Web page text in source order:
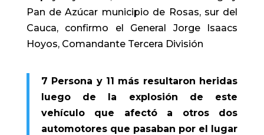
Pan de Azúcar municipio de Rosas, sur del
Cauca, confirmo el General Jorge Isaacs
Hoyos, Comandante Tercera División
7 Persona y 11 más resultaron heridas
luego de la explosión de este
vehículo que afectó a otros dos
automotores que pasaban por el lugar